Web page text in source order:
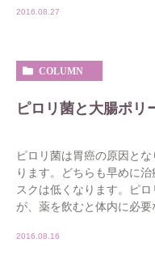
2016.08.27
COLUMN
ピロリ菌と大腸ポリ
ピロリ菌は胃癌の原因と
ります。どちらも早めに
スクは低くなります。ピ
が、薬を飲むと体内に必
2016.08.16